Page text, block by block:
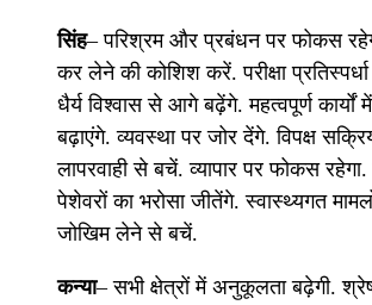
सिंह– परिश्रम और प्रबंधन पर फोकस
कर लेने की कोशिश करें. परीक्षा
धैर्य विश्वास से आगे बढ़ेंगे. महत्वपूर्ण कार्यों
बढ़ाएंगे. व्यवस्था पर जोर देंगे. विपक्ष
लापरवाही से बचें. व्यापार पर फोकस
पेशेवरों का भरोसा जीतेंगे. स्वास्थ्यगत
जोखिम लेने से बचें.
कन्या– सभी क्षेत्रों में अनुकूलता बढ़ेगी.